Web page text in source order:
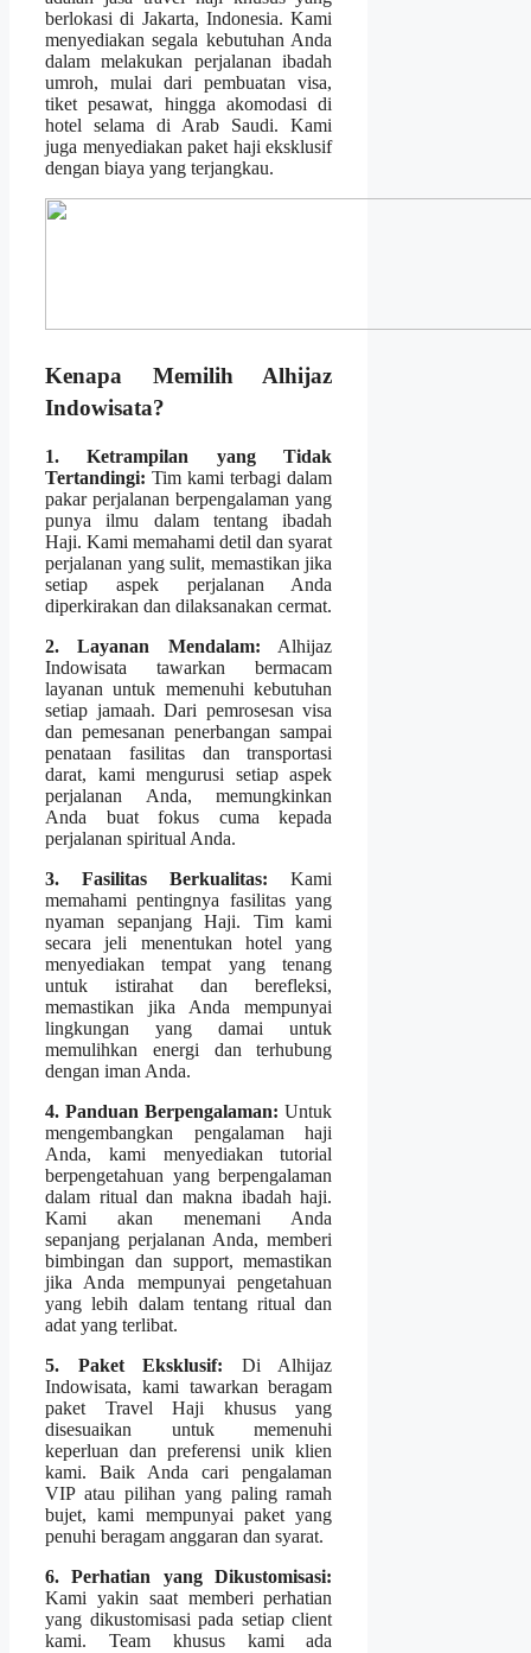
berlokasi di Jakarta, Indonesia. Kami
menyediakan segala kebutuhan Anda
dalam melakukan perjalanan ibadah
umroh, mulai dari pembuatan visa,
tiket pesawat, hingga akomodasi di
hotel selama di Arab Saudi. Kami
juga menyediakan paket haji eksklusif
dengan biaya yang terjangkau.
Kenapa Memilih Alhijaz
Indowisata?
1. Ketrampilan yang Tidak
Tertandingi: Tim kami terbagi dalam
pakar perjalanan berpengalaman yang
punya ilmu dalam tentang ibadah
Haji. Kami memahami detil dan syarat
perjalanan yang sulit, memastikan jika
setiap aspek perjalanan Anda
diperkirakan dan dilaksanakan cermat.
2. Layanan Mendalam: Alhijaz
Indowisata tawarkan bermacam
layanan untuk memenuhi kebutuhan
setiap jamaah. Dari pemrosesan visa
dan pemesanan penerbangan sampai
penataan fasilitas dan transportasi
darat, kami mengurusi setiap aspek
perjalanan Anda, memungkinkan
Anda buat fokus cuma kepada
perjalanan spiritual Anda.
3. Fasilitas Berkualitas: Kami
memahami pentingnya fasilitas yang
nyaman sepanjang Haji. Tim kami
secara jeli menentukan hotel yang
menyediakan tempat yang tenang
untuk istirahat dan berefleksi,
memastikan jika Anda mempunyai
lingkungan yang damai untuk
memulihkan energi dan terhubung
dengan iman Anda.
4. Panduan Berpengalaman: Untuk
mengembangkan pengalaman haji
Anda, kami menyediakan tutorial
berpengetahuan yang berpengalaman
dalam ritual dan makna ibadah haji.
Kami akan menemani Anda
sepanjang perjalanan Anda, memberi
bimbingan dan support, memastikan
jika Anda mempunyai pengetahuan
yang lebih dalam tentang ritual dan
adat yang terlibat.
5. Paket Eksklusif: Di Alhijaz
Indowisata, kami tawarkan beragam
paket Travel Haji khusus yang
disesuaikan untuk memenuhi
keperluan dan preferensi unik klien
kami. Baik Anda cari pengalaman
VIP atau pilihan yang paling ramah
bujet, kami mempunyai paket yang
penuhi beragam anggaran dan syarat.
6. Perhatian yang Dikustomisasi:
Kami yakin saat memberi perhatian
yang dikustomisasi pada setiap client
kami. Team khusus kami ada